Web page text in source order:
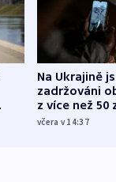
Na Ukrajině
zadržováni
z více než 50
Bojovali na
včera v 14:37